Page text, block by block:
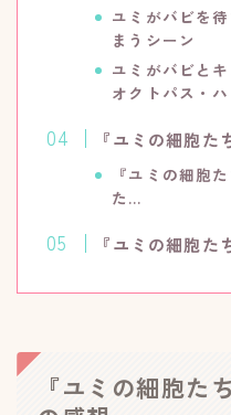
ユミがバビを
まうシーン
ユミがバビと
オクトパス・
『ユミの細胞
『ユミの細胞
た…
『ユミの細胞た
『ユミの細胞た